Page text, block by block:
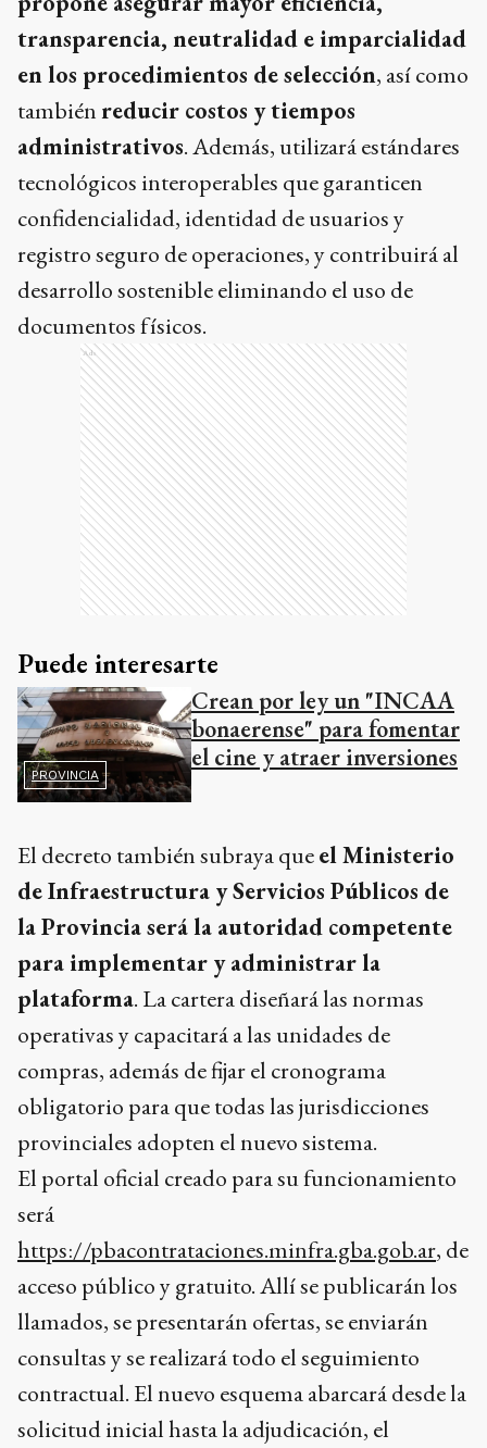
transparencia, neutralidad e imparcialidad
en los procedimientos de selección, así como
tambiénreducir costos y tiempos
administrativos. Además, utilizará estándares
tecnológicos interoperables que garanticen
confidencialidad, identidad de usuarios y
registro seguro de operaciones, y contribuirá al
desarrollo sostenible eliminando el uso de
documentos físicos.
Ads
Puede interesarte
PROVINCIA
Crean por ley un "INCAA
bonaerense" para fomentar
el cine y atraer inversiones
El decreto también subraya queel Ministerio
de Infraestructura y Servicios Públicos de
la Provincia será la autoridad competente
para implementar y administrar la
plataforma. La cartera diseñará las normas
operativas y capacitará a las unidades de
compras, además de fijar el cronograma
obligatorio para que todas las jurisdicciones
provinciales adopten el nuevo sistema.
El portal oficial creado para su funcionamiento
será
https://pbacontrataciones.minfra.gba.gob.ar, de
acceso público y gratuito. Allí se publicarán los
llamados, se presentarán ofertas, se enviarán
consultas y se realizará todo el seguimiento
contractual. El nuevo esquema abarcará desde la
solicitud inicial hasta la adjudicación, el